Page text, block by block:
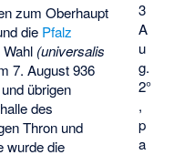
3
A
u
g.
2°
,
p
a
zum Oberhaupt
die Pfalz
(universalis
7. August 936
übrigen
des
Thron und
wurde die